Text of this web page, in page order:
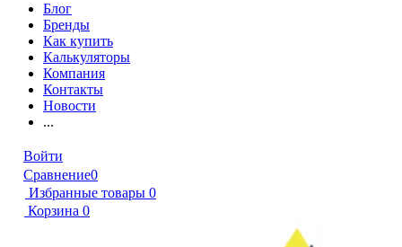
Блог
Бренды
Как купить
Калькуляторы
Компания
Контакты
Новости
...
Войти
Сравнение0
Избранные товары 0
Корзина 0